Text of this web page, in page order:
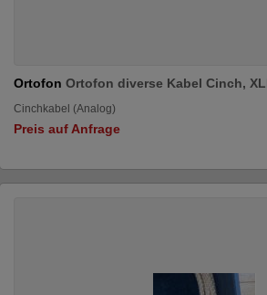
Ortofon Ortofon diverse Kabel Cinch,
Cinchkabel (Analog)
Preis auf Anfrage